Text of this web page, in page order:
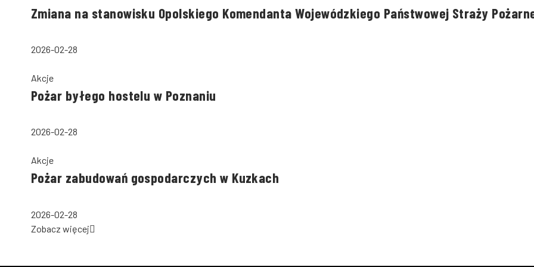
Zmiana na stanowisku Opolskiego Komendanta Wojewódzkiego Państwowej Straży
2026-02-28
Akcje
Pożar byłego hostelu w Poznaniu
2026-02-28
Akcje
Pożar zabudowań gospodarczych w Kuzkach
2026-02-28
Zobacz więcej